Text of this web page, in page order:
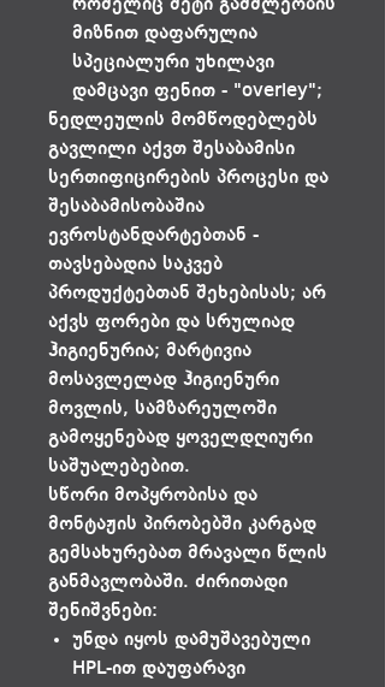
რომელიც მეტი გამძლეობის
მიზნით დაფარულია
სპეციალური უხილავი
დამცავი ფენით - "overley";
ნედლეულის მომწოდებლებს
გავლილი აქვთ შესაბამისი
სერთიფიცირების პროცესი და
შესაბამისობაშია
ევროსტანდარტებთან -
თავსებადია საკვებ
პროდუქტებთან შეხებისას; არ
აქვს ფორები და სრულიად
ჰიგიენურია; მარტივია
მოსავლელად ჰიგიენური
მოვლის, სამზარეულოში
გამოყენებად ყოველდღიური
საშუალებებით.
სწორი მოპყრობისა და
მონტაჟის პირობებში კარგად
გემსახურებათ მრავალი წლის
განმავლობაში. ძირითადი
შენიშვნები:
უნდა იყოს დამუშავებული
HPL-ით დაუფარავი